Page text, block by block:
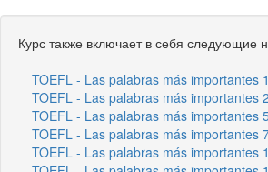
Курс также включает в себя следующие
TOEFL - Las palabras más importantes
TOEFL - Las palabras más importantes
TOEFL - Las palabras más importantes
TOEFL - Las palabras más importantes
TOEFL - Las palabras más importantes